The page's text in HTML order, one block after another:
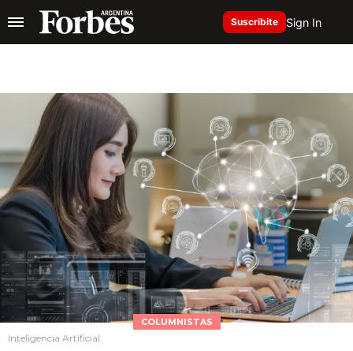
Suscribite Sign In
COLUMNISTAS
Inteligencia Artificial.